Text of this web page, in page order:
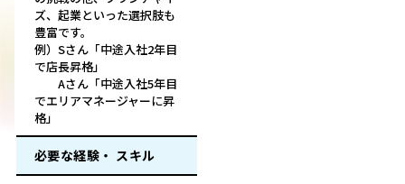
ズ、起業といった選択肢も
豊富です。
例）Sさん「中途入社2年目
で店長昇格」
Aさん「中途入社5年目
でエリアマネージャーに昇
格」
必要な経験・ スキル